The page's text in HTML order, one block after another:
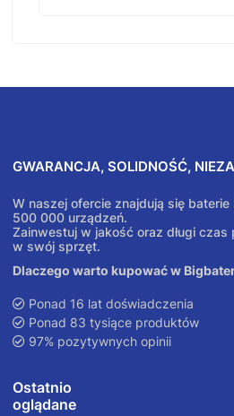
GWARANCJA, SOLIDNOŚĆ,
W naszej ofercie znajdują się
500 000 urządzeń.
Zainwestuj w jakość oraz długi
w swój sprzęt.
Dlaczego warto kupować w
Ponad 16 lat doświadczenia
Ponad 83 tysiące produktów
97% pozytywnych opinii
Ostatnio
oglądane